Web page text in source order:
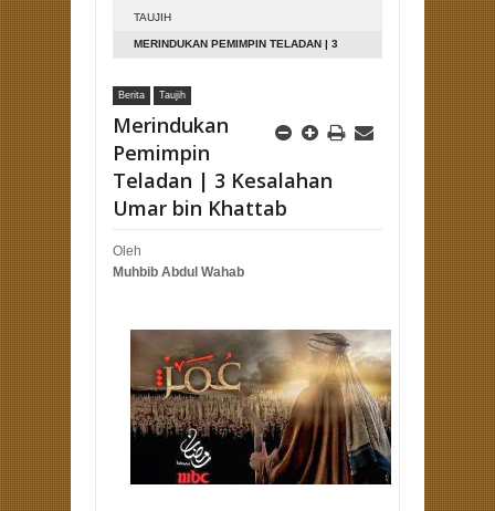
TAUJIH
MERINDUKAN PEMIMPIN TELADAN | 3
Berita Taujih
Merindukan
Pemimpin
Teladan | 3 Kesalahan
Umar bin Khattab
Oleh
Muhbib Abdul Wahab